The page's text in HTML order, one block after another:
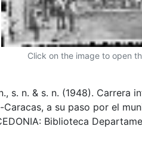
Click on the image to open
s. n. & s. n. (1948). Carrera
Caracas, a su paso por el
Biblioteca